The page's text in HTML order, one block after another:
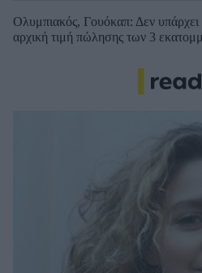
Ολυμπιακός, Γουόκαπ: Δεν
αρχική τιμή πώλησης των 3